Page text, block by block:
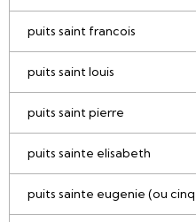
puits saint francois
puits saint louis
puits saint pierre
puits sainte elisabeth
puits sainte eugenie (ou cinq